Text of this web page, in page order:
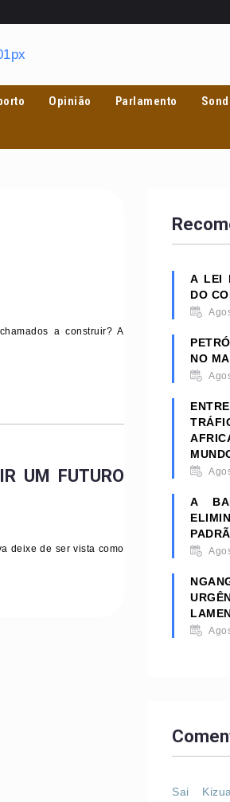
Opinião Parlamento
a construir? A
UM FUTURO
deixe de ser vista como
A LEI
DO
NO
A
Sai Kizua